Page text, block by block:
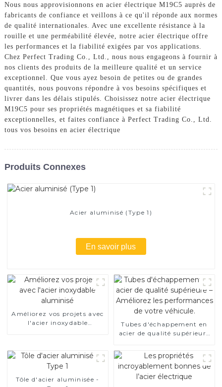
Nous nous approvisionnons en acier électrique M19C5 auprès de
fabricants de confiance et veillons à ce qu'il réponde aux normes
de qualité internationales. Avec une excellente résistance à la
rouille et une perméabilité élevée, notre acier électrique offre
les performances et la fiabilité exigées par vos applications.
Chez Perfect Trading Co., Ltd., nous nous engageons à fournir à
nos clients des produits de la meilleure qualité et un service
exceptionnel. Que vous ayez besoin de petites ou de grandes
quantités, nous pouvons répondre à vos besoins spécifiques et
livrer dans les délais stipulés. Choisissez notre acier électrique
M19C5 pour ses propriétés magnétiques et sa fiabilité
exceptionnelles, et faites confiance à Perfect Trading Co., Ltd.
tous vos besoins en acier électrique
Produits Connexes
Acier aluminisé (Type 1)
En savoir plus
Améliorez vos projets avec
l'acier inoxydable
Tubes d'échappement en
acier de qualité supérieure
véhicule.
Tôle d'acier aluminisée -